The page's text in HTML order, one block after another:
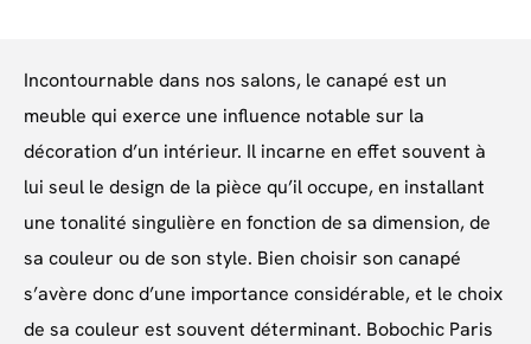
Incontournable dans nos salons, le canapé est un
meuble qui exerce une influence notable sur la
décoration d’un intérieur. Il incarne en effet souvent à
lui seul le design de la pièce qu’il occupe, en installant
une tonalité singulière en fonction de sa dimension, de
sa couleur ou de son style. Bien choisir son canapé
s’avère donc d’une importance considérable, et le choix
de sa couleur est souvent déterminant. Bobochic Paris